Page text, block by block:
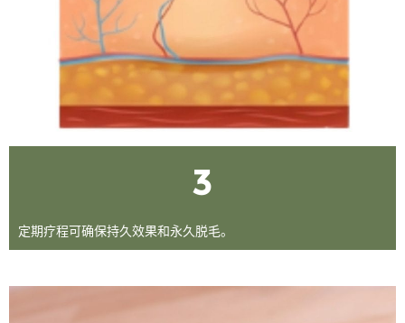
3
定期疗程可确保持久效果和永久脱毛。